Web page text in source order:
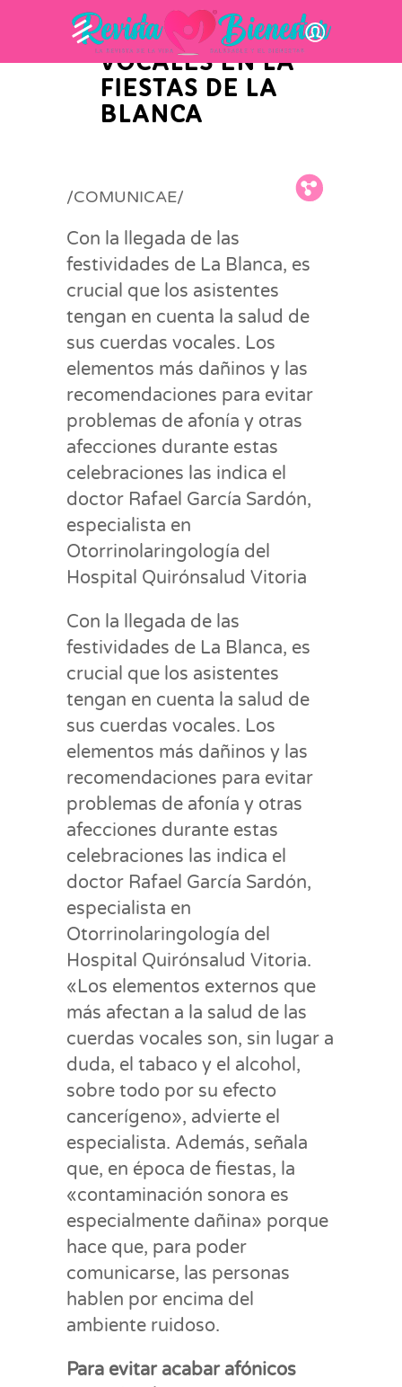
Fb.
Tw.
Pin.
ENEMIGOS DE
LAS CUERDAS
VOCALES EN LA
FIESTAS DE LA
BLANCA
/COMUNICAE/
Con la llegada de las
festividades de La Blanca, es
crucial que los asistentes
tengan en cuenta la salud de
sus cuerdas vocales. Los
elementos más dañinos y las
recomendaciones para evitar
problemas de afonía y otras
afecciones durante estas
celebraciones las indica el
doctor Rafael García Sardón,
especialista en
Otorrinolaringología del
Hospital Quirónsalud Vitoria
Con la llegada de las
festividades de La Blanca, es
crucial que los asistentes
tengan en cuenta la salud de
sus cuerdas vocales. Los
elementos más dañinos y las
recomendaciones para evitar
problemas de afonía y otras
afecciones durante estas
celebraciones las indica el
doctor Rafael García Sardón,
especialista en
Otorrinolaringología del
Hospital Quirónsalud Vitoria.
«Los elementos externos que
más afectan a la salud de las
cuerdas vocales son, sin lugar a
duda, el tabaco y el alcohol,
sobre todo por su efecto
cancerígeno», advierte el
especialista. Además, señala
que, en época de fiestas, la
«contaminación sonora es
especialmente dañina» porque
hace que, para poder
comunicarse, las personas
hablen por encima del
ambiente ruidoso.
Para evitar acabar afónicos